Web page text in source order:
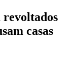
casas